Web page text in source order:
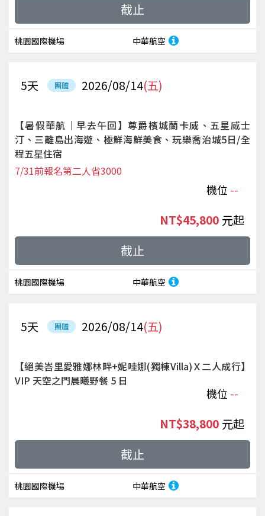
桃園國際機場 中華航空
截止
團體 2026/08/14(五)
5天
【暑假華航｜早去午回】尊爵檳城蘭卡威、五星威士
汀、三離島出海遊、極鮮海鮮美食、玩樂喬治城5日/全
程五星住宿
機位 --
7/31前報名第二人省3000
桃園國際機場 中華航空
NT$45,800 起
截止
團體 2026/08/14(五)
5天
【絕美峇里愛雅娜林畔+妮哇娜(獨棟Villa)Ｘ二人成行】
VIP 天空之門晨曦野餐 5 日
機位 --
桃園國際機場 中華航空
NT$38,800 起
截止